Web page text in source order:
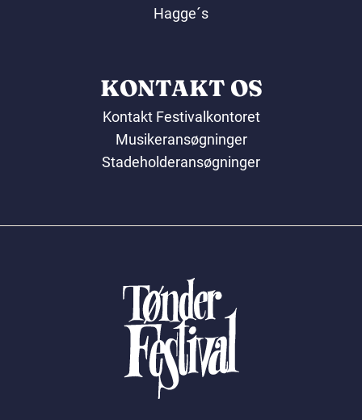
Hagge´s
KONTAKT OS
Kontakt Festivalkontoret
Musikeransøgninger
Stadeholderansøgninger